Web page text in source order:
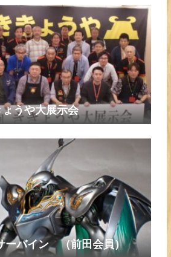
うや大展示会
ーバイン （前田会員）